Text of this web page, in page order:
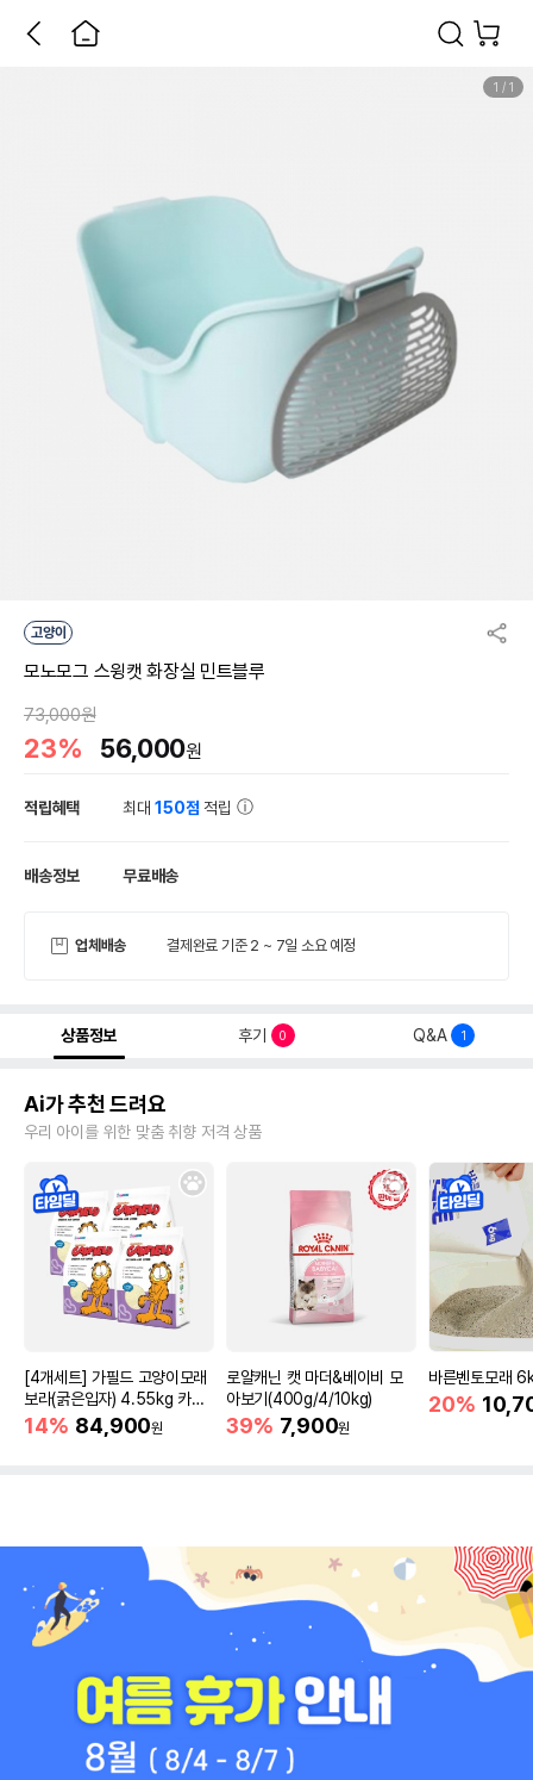
1 / 1
고양이
모노모그 스윙캣 화장실 민트블루
73,000원
23% 56,000원
적립혜택 최대150점 적립
배송정보 무료배송
업체배송 결제완료 기준 2 ~ 7일 소요 예정
상품정보 후기 0 Q&A 1
Ai가 추천 드려요
우리 아이를 위한 맞춤 취향 저격 상품
[4개세트] 가필드 고양이모래
보라(굵은입자) 4.55kg 카사
바모래
14% 84,900원
로얄캐닌 캣 마더&베이비 모
아보기(400g/4/10kg)
39% 7,900원
바른벤토모래
20%